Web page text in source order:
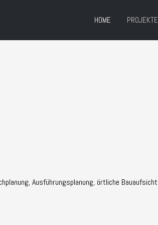
HOME PROJEKTE
Ausführungsplanung, örtliche Bauaufsicht